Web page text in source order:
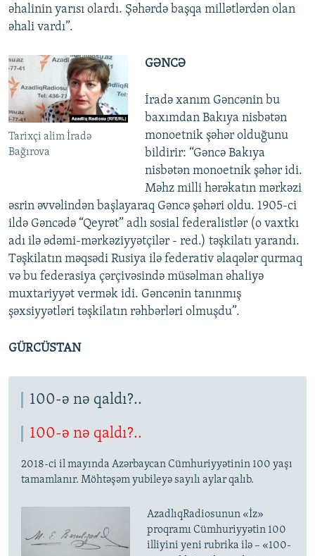
əhalinin yarısı olardı. Şəhərdə başqa millətlərdən olan
əhali vardı”.
Tarixçi alim İradə
Bağırova
GƏNCƏ
İradə xanım Gəncənin bu
baxımdan Bakıya nisbətən
monoetnik şəhər olduğunu
bildirir: “Gəncə Bakıya
nisbətən monoetnik şəhər idi.
Məhz milli hərəkatın mərkəzi
əsrin əvvəlindən başlayaraq Gəncə şəhəri oldu. 1905-ci
ildə Gəncədə “Qeyrət” adlı sosial federalistlər (o vaxtkı
adı ilə ədəmi-mərkəziyyətçilər - red.) təşkilatı yarandı.
Təşkilatın məqsədi Rusiya ilə federativ əlaqələr qurmaq
və bu federasiya çərçivəsində müsəlman əhaliyə
muxtariyyət vermək idi. Gəncənin tanınmış
şəxsiyyətləri təşkilatın rəhbərləri olmuşdu”.
GÜRCÜSTAN
100-ə nə qaldı?..
100-ə nə qaldı?..
2018-ci il mayında Azərbaycan Cümhuriyyətinin 100 yaşı
tamamlanır. Möhtəşəm yubileyə sayılı aylar qalıb.
AzadlıqRadiosunun «İz»
proqramı Cümhuriyyətin 100
illiyini yeni rubrika ilə – «100-